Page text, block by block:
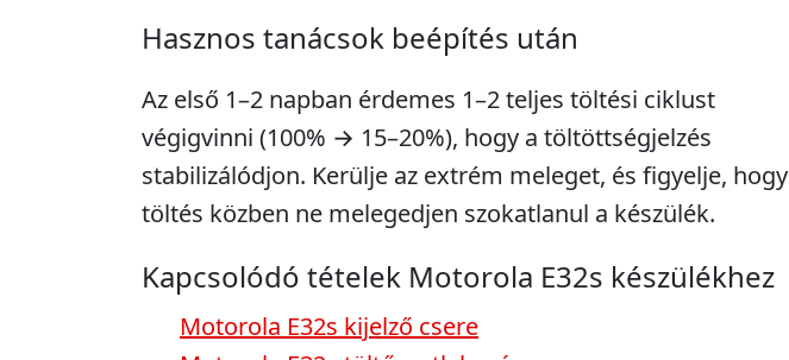
Hasznos tanácsok beépítés után
Az első 1–2 napban érdemes 1–2 teljes töltési ciklust
végigvinni (100% → 15–20%), hogy a töltöttségjelzés
stabilizálódjon. Kerülje az extrém meleget, és figyelje, hogy
töltés közben ne melegedjen szokatlanul a készülék.
Kapcsolódó tételek Motorola E32s készülékhez
Motorola E32s kijelző csere